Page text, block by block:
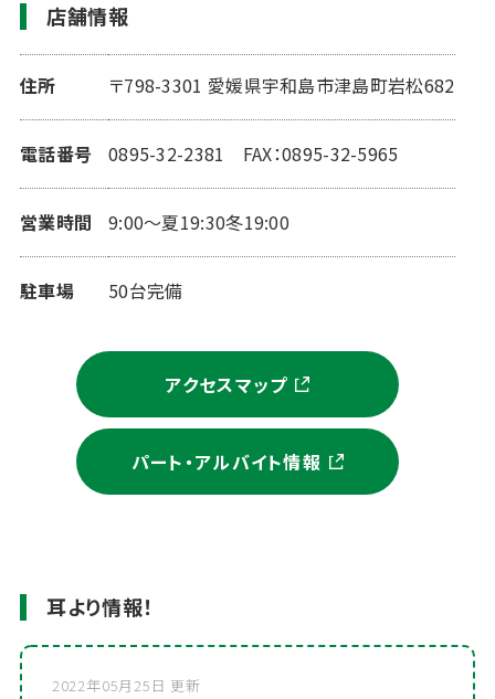
店舗情報
住所 〒798-3301 愛媛県宇和島市津島町岩松682
電話番号 0895-32-2381 FAX：0895-32-5965
営業時間 9:00～夏19:30冬19:00
駐車場 50台完備
アクセスマップ
パート・アルバイト情報
耳より情報！
2022年05月25日 更新